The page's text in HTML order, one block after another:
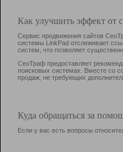
Как улучшить эффект от
Сервис продвижения сайтов
системы LinkPad отслеживает
систем, что позволяет
СеоТраф предоставляет
поисковых системах. Вместе со
продаж, не требующих
Куда обращаться за
Если у вас есть вопросы